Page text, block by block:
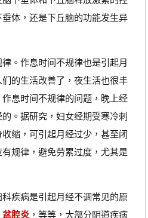
体，还是下丘脑的功能发生异
作息时间不规律也是引起月
的生活改善了，夜生活也很丰
息时间不规律的问题，晚上经
。据研究，妇女经期受寒冷刺
缩，可引起月经过少，甚至闭
规律，避免劳累过度，尤其是
疾病是引起月经不调常见的原
盆腔炎，等等，大部分阴道疾病